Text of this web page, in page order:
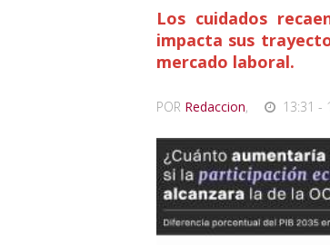
Los cuidados
impacta sus
mercado laboral.
POR Redaccion, 13:31 -